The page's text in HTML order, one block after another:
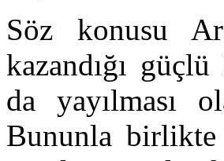
Söz konusu
kazandığı
da yayılması
Bununla birlikte